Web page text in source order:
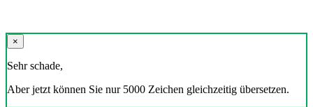
×
Sehr schade,
Aber jetzt können Sie nur 5000 Zeichen gleichzeitig übersetzen.